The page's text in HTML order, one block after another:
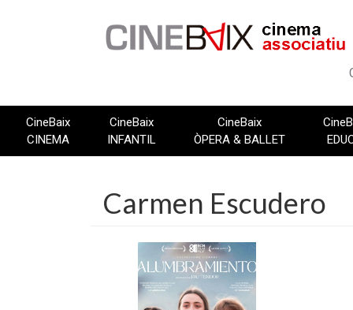
CineBaix
CINEMA
CineBaix
INFANTIL
CineBaix
ÒPERA & BALLET
Carmen Escudero